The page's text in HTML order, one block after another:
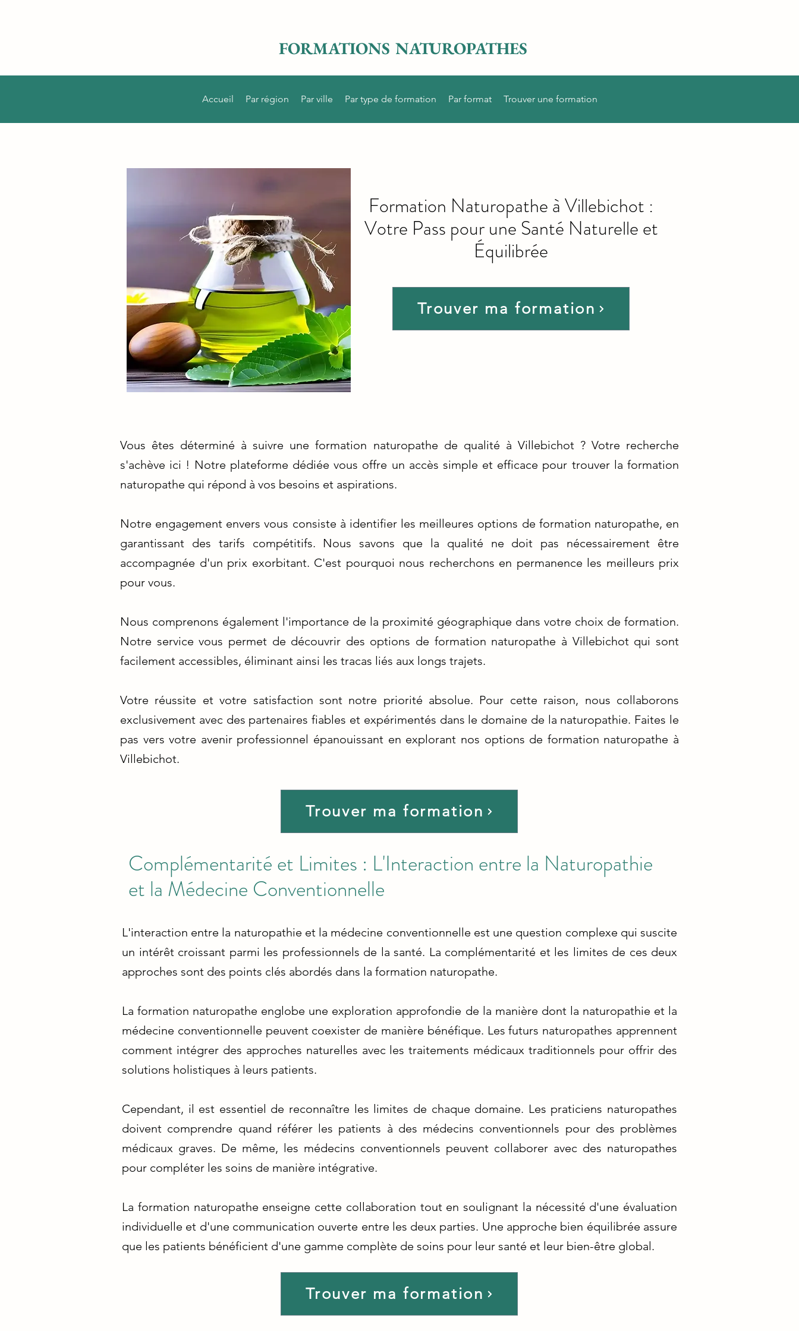
FORMATIONS NATUROPATHES
Accueil Par région Par ville Par type de formation Par format Trouver une formation
Trouver ma formation
Formation Naturopathe à Villebichot :
Votre Pass pour une Santé Naturelle et
Équilibrée
Vous êtes déterminé à suivre une formation naturopathe de qualité à Villebichot ? Votre recherche
s'achève ici ! Notre plateforme dédiée vous offre un accès simple et efficace pour trouver la formation
naturopathe qui répond à vos besoins et aspirations.
Notre engagement envers vous consiste à identifier les meilleures options de formation naturopathe, en
garantissant des tarifs compétitifs. Nous savons que la qualité ne doit pas nécessairement être
accompagnée d'un prix exorbitant. C'est pourquoi nous recherchons en permanence les meilleurs prix
pour vous.
Nous comprenons également l'importance de la proximité géographique dans votre choix de formation.
Notre service vous permet de découvrir des options de formation naturopathe à Villebichot qui sont
facilement accessibles, éliminant ainsi les tracas liés aux longs trajets.
Votre réussite et votre satisfaction sont notre priorité absolue. Pour cette raison, nous collaborons
exclusivement avec des partenaires fiables et expérimentés dans le domaine de la naturopathie. Faites le
pas vers votre avenir professionnel épanouissant en explorant nos options de formation naturopathe à
Villebichot.
Trouver ma formation
Complémentarité et Limites : L'Interaction entre la Naturopathie
et la Médecine Conventionnelle
L'interaction entre la naturopathie et la médecine conventionnelle est une question complexe qui suscite
un intérêt croissant parmi les professionnels de la santé. La complémentarité et les limites de ces deux
approches sont des points clés abordés dans la formation naturopathe.
La formation naturopathe englobe une exploration approfondie de la manière dont la naturopathie et la
médecine conventionnelle peuvent coexister de manière bénéfique. Les futurs naturopathes apprennent
comment intégrer des approches naturelles avec les traitements médicaux traditionnels pour offrir des
solutions holistiques à leurs patients.
Cependant, il est essentiel de reconnaître les limites de chaque domaine. Les praticiens naturopathes
doivent comprendre quand référer les patients à des médecins conventionnels pour des problèmes
médicaux graves. De même, les médecins conventionnels peuvent collaborer avec des naturopathes
pour compléter les soins de manière intégrative.
La formation naturopathe enseigne cette collaboration tout en soulignant la nécessité d'une évaluation
individuelle et d'une communication ouverte entre les deux parties. Une approche bien équilibrée assure
que les patients bénéficient d'une gamme complète de soins pour leur santé et leur bien-être global.
Trouver ma formation